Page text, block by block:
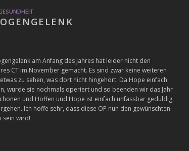
am Anfang des Jahres hat leider nicht den
CT im November gemacht. Es sind zwar keine weiteren
zu sehen, was dort nicht hingehört. Da Hope einfach
wurde sie nochmals operiert und so beenden wir das Jahr
und Hoffen und Hope ist einfach unfassbar geduldig
Ich hoffe sehr, dass diese OP nun den gewünschten
sein wird!